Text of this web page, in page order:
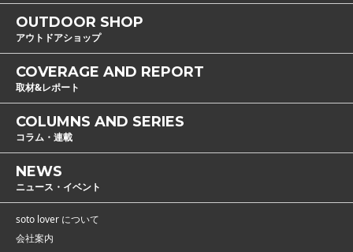
OUTDOOR SHOP
アウトドアショップ
COVERAGE AND REPORT
取材&レポート
COLUMNS AND SERIES
コラム・連載
NEWS
ニュース・イベント
soto lover について
会社案内